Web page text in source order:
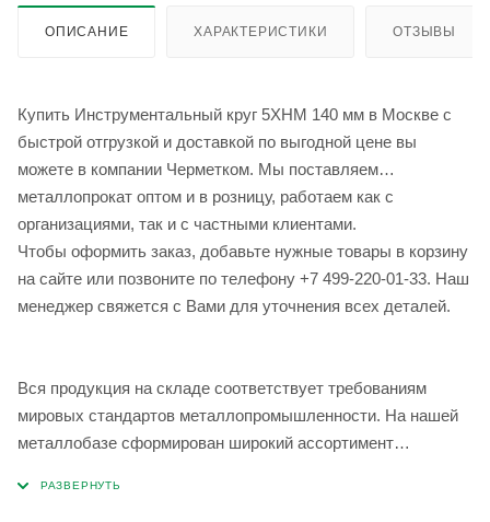
ОПИСАНИЕ ХАРАКТЕРИСТИКИ ОТЗЫВЫ
Купить Инструментальный круг 5ХНМ 140 мм в Москве с
быстрой отгрузкой и доставкой по выгодной цене вы
можете в компании Черметком. Мы поставляем
металлопрокат оптом и в розницу, работаем как с
организациями, так и с частными клиентами.
Чтобы оформить заказ, добавьте нужные товары в корзину
на сайте или позвоните по телефону +7 499-220-01-33. Наш
менеджер свяжется с Вами для уточнения всех деталей.
Вся продукция на складе соответствует требованиям
мировых стандартов металлопромышленности. На нашей
металлобазе сформирован широкий ассортимент